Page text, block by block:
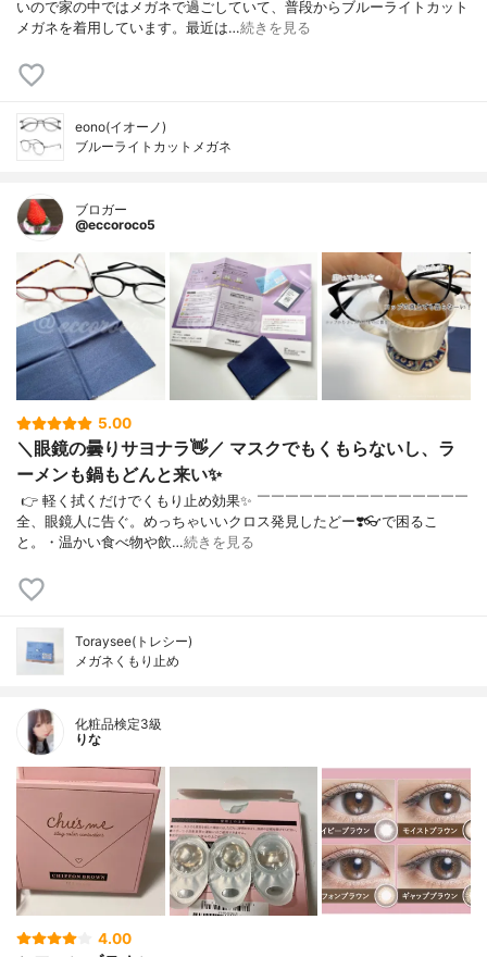
いので家の中ではメガネで過ごしていて、普段からブルーライトカット
メガネを着用しています。最近は…続きを見る
eono(イオーノ)
ブルーライトカットメガネ
ブロガー
@eccoroco5
5.00
＼眼鏡の曇りサヨナラ👋／ マスクでもくもらないし、ラ
ーメンも鍋もどんと来い✨
⁡ 👉 軽く拭くだけでくもり止め効果✨ ￣￣￣￣￣￣￣￣￣￣￣￣￣￣￣
全、眼鏡人に告ぐ。めっちゃいいクロス発見したどー❣️⁡👓で困るこ
と。・温かい食べ物や飲…続きを見る
Toraysee(トレシー)
メガネくもり止め
化粧品検定3級
りな
4.00